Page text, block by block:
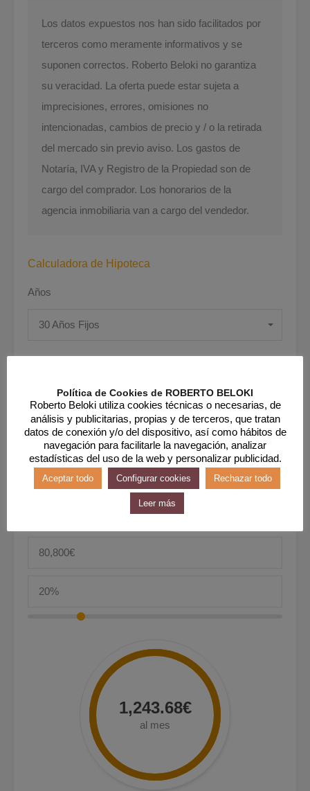
Los datos expuestos nos han sido facilitados por
terceros como meramente informativos y se
suponen correctos. Roberto Beloki no garantiza
su veracidad. La oferta puede estar sujeta a
imprecisiones, errores, omisiones no
intencionadas, cambios de precio y / o la retirada
del mercado sin previo aviso. Los gastos de
Notaría, IVA y Registro de la Propiedad son de
cargo del comprador. Los honorarios de la
agencia inmobiliaria van a cargo del vendedor.
Calculadora de Hipoteca
Años
30 Años Fijos
1,243.68€
al mes
Política de Cookies de ROBERTO BELOKI
Roberto Beloki utiliza cookies técnicas o necesarias, de
análisis y publicitarias, propias y de terceros, que tratan
datos de conexión y/o del dispositivo, así como hábitos de
navegación para facilitarle la navegación, analizar
estadísticas del uso de la web y personalizar publicidad.
Aceptar todo Configurar cookies Rechazar todo
Leer más